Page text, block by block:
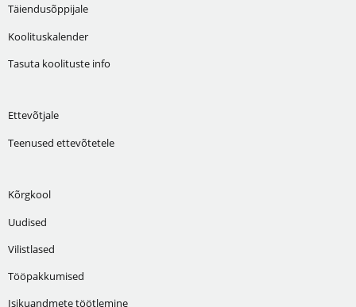
Täiendusõppijale
Koolituskalender
Tasuta koolituste info
Ettevõtjale
Teenused ettevõtetele
Kõrgkool
Uudised
Vilistlased
Tööpakkumised
Isikuandmete töötlemine